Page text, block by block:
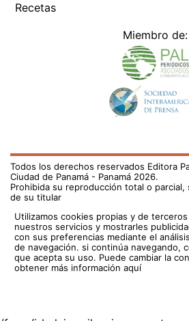
Recetas
Miembro de:
Todos los derechos reservados Editora
Ciudad de Panamá - Panamá 2026.
Prohibida su reproducción total o
de su titular
Utilizamos cookies propias y de
nuestros servicios y mostrarles
con sus preferencias mediante el
de navegación. si continúa navegando,
que acepta su uso. Puede cambiar la
obtener más información aquí